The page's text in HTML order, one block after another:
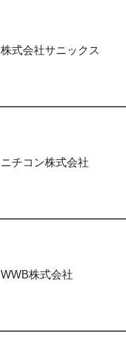
株式会社サニックス
ニチコン株式会社
WWB株式会社